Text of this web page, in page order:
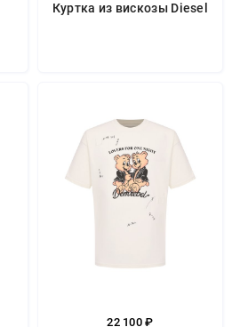
Куртка из вискозы Diesel
22 100 ₽